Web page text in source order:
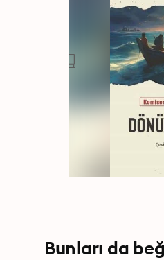
Bunları da